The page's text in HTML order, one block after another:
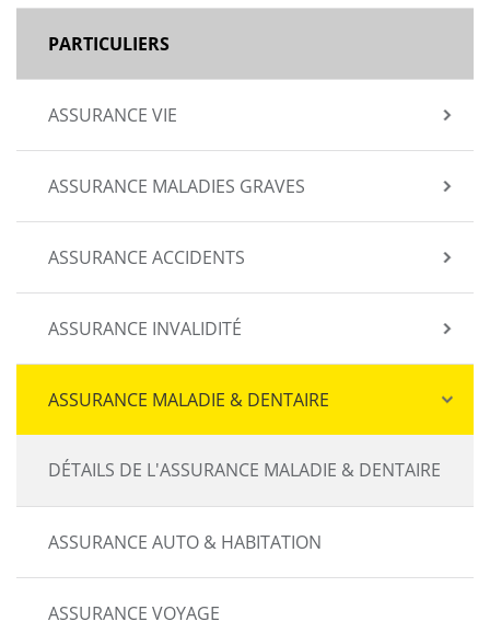
NAVIGATION
PARTICULIERS
ASSURANCE VIE
ASSURANCE MALADIES GRAVES
ASSURANCE ACCIDENTS
ASSURANCE INVALIDITÉ
ASSURANCE MALADIE & DENTAIRE
DÉTAILS DE L'ASSURANCE MALADIE & DENTAIRE
ASSURANCE AUTO & HABITATION
ASSURANCE VOYAGE